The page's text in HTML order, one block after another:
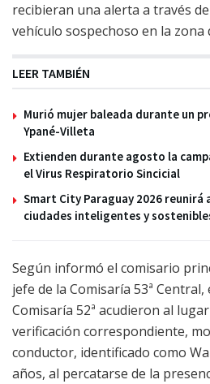
recibieran una alerta a través
vehículo sospechoso en la zona
LEER TAMBIÉN
Murió mujer baleada durante un
Ypané-Villeta
Extienden durante agosto la
el Virus Respiratorio Sincicial
Smart City Paraguay 2026 reunirá
ciudades inteligentes y
Según informó el comisario
jefe de la Comisaría 53ª Central,
Comisaría 52ª acudieron al
verificación correspondiente,
conductor, identificado como
años, al percatarse de la